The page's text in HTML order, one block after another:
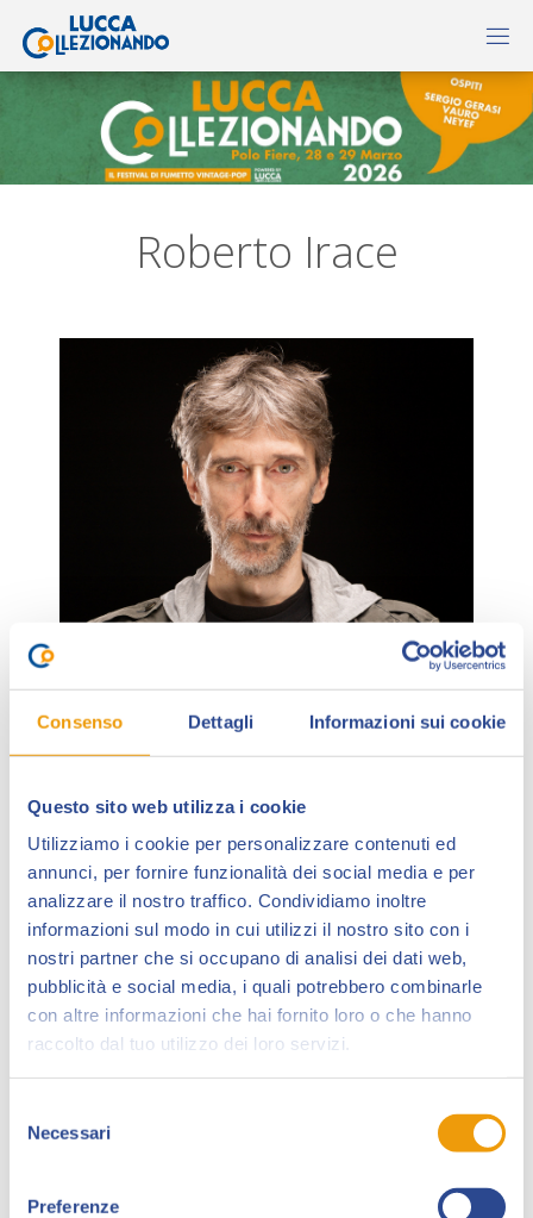
Consenso Dettagli Informazioni sui cookie
Questo sito web utilizza i cookie
Utilizziamo i cookie per personalizzare contenuti ed
annunci, per fornire funzionalità dei social media e per
analizzare il nostro traffico. Condividiamo inoltre
informazioni sul modo in cui utilizzi il nostro sito con i
nostri partner che si occupano di analisi dei dati web,
pubblicità e social media, i quali potrebbero combinarle
con altre informazioni che hai fornito loro o che hanno
raccolto dal tuo utilizzo dei loro servizi.
delNecessari
Preferenze
Roberto Irace
Roberto Irace
è nato a Napoli giusto in tempo per
illustrazione, grafica e progettazione.
Umano per nascita ma gatto per diritto, vive come
loro dormendo tutto il giorno e cercando angoli caldi
per la casa dove potersi stendere e magari
disegnare cose. Ancora non ha imparato ad
acchiappare le lucertole però. Nella sua casa i libri
sono i muri e i fumetti fanno da tetto. Quando può, si
diverte a spettinare i gatti.
Non gli piace il pesce, proprio no! Se n’è fatto una